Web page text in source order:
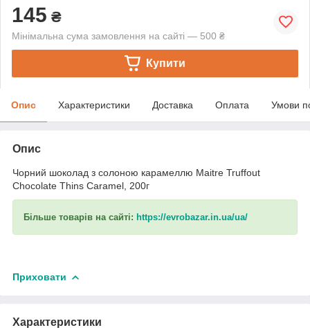
145 ₴
Мінімальна сума замовлення на сайті — 500 ₴
Купити
Опис Характеристики Доставка Оплата Умови
Опис
Чорний шоколад з солоною карамеллю Maitre Truffout
Chocolate Thins Caramel, 200г
Більше товарів на сайті: https://evrobazar.in.ua/ua/
Приховати
Характеристики